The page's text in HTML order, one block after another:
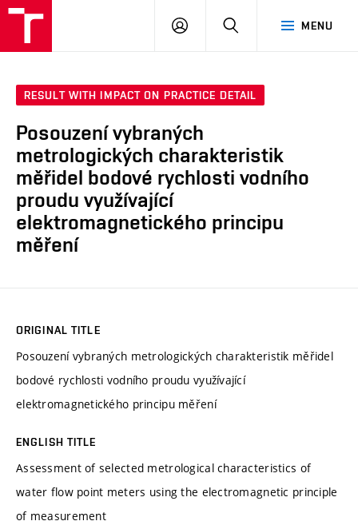
MENU
LOG
SEARCH
RESULT WITH IMPACT ON PRACTICE DETAIL
Posouzení vybraných
metrologických charakteristik
měřidel bodové rychlosti vodního
proudu využívající
elektromagnetického principu
měření
ORIGINAL TITLE
Posouzení vybraných metrologických charakteristik měřidel
bodové rychlosti vodního proudu využívající
elektromagnetického principu měření
ENGLISH TITLE
Assessment of selected metrological characteristics of
water flow point meters using the electromagnetic principle
of measurement